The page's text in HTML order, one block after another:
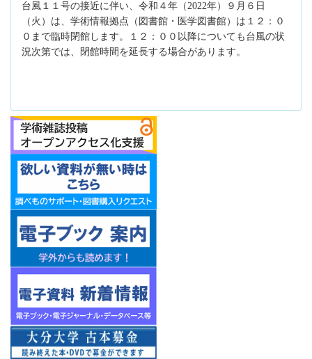
台風１１号の接近に伴い、令和４年（2022年）９月６日
（火）は、学術情報拠点（図書館・医学図書館）は１２：０
０まで臨時閉館します。１２：００以降についても台風の状
況次第では、閉館時間を延長する場合があります。